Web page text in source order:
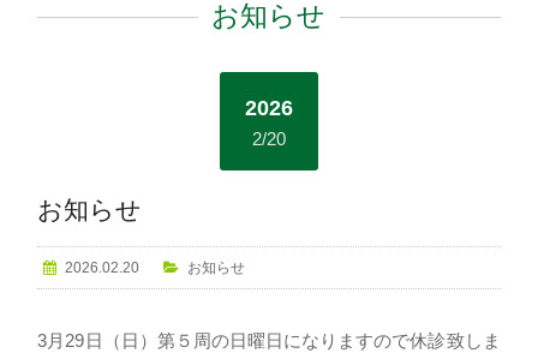
お知らせ
2026
2/20
お知らせ
2026.02.20 お知らせ
3月29日（日）第５周の日曜日になりますので休診致しま